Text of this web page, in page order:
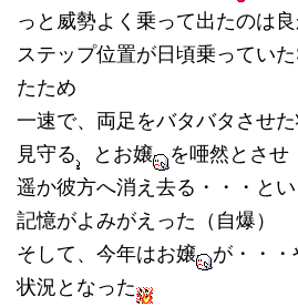
っと威勢よく乗って出たのは良
ステップ位置が日頃乗ってい
たため
一速で、両足をバタバタさせた
見守る
とお嬢
を唖然とさせ
遥か彼方へ消え去る・・・と
記憶がよみがえった（自爆）
そして、今年はお嬢
が・・
状況となった